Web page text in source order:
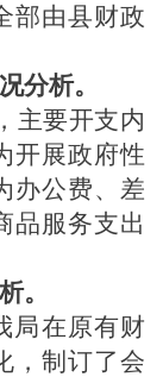
部由县财政
分析。
主要开支内
开展政府性
办公费、差
品服务支出
。
局在原有财
，制订了会